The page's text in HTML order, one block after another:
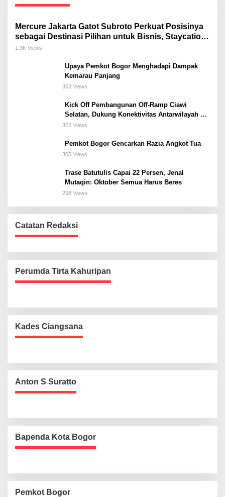
Mercure Jakarta Gatot Subroto Perkuat Posisinya
sebagai Destinasi Pilihan untuk Bisnis, Staycation,
Meeting, dan Kuliner di Jakarta Selatan
1.3K Views
Upaya Pemkot Bogor Menghadapi Dampak
Kemarau Panjang
363 Views
Kick Off Pembangunan Off-Ramp Ciawi
Selatan, Dukung Konektivitas Antarwilayah di
Bogor Selatan
352 Views
Pemkot Bogor Gencarkan Razia Angkot Tua
305 Views
Trase Batutulis Capai 22 Persen, Jenal
Mutaqin: Oktober Semua Harus Beres
298 Views
Catatan Redaksi
Perumda Tirta Kahuripan
Kades Ciangsana
Anton S Suratto
Bapenda Kota Bogor
Pemkot Bogor